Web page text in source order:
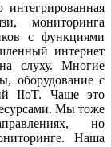
мониторинга
с функциями
интернет
слуху. Многие
оборудование с
IIoT. Чаще это
Мы тоже
но
Наша